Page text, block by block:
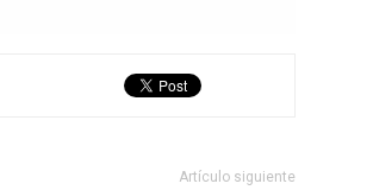
Artículo siguiente